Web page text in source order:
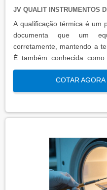
JV QUALIT INSTRUMENTOS
A qualificação térmica é um
documenta que um
corretamente, mantendo a
É também conhecida como
qualificação térmica é
qualidade e eficiência de
precisam de controle de
produtos, como autoclaves,
qualificação térmica é
técnico que contém
certificados de
condições funcionais.
COTAR AGORA